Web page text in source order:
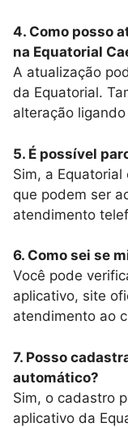
4. Como posso
na Equatorial
A atualização
da Equatorial.
alteração ligando
5. É possível
Sim, a
que podem ser
atendimento
6. Como sei se
Você pode
aplicativo, site
atendimento ao
7. Posso
automático?
Sim, o cadastro
aplicativo da